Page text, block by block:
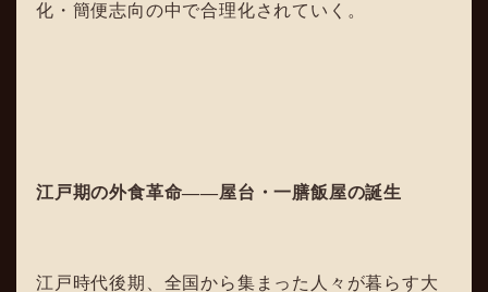
化・簡便志向の中で合理化されていく。
江戸期の外食革命――屋台・一膳飯屋の誕生
江戸時代後期、全国から集まった人々が暮らす大